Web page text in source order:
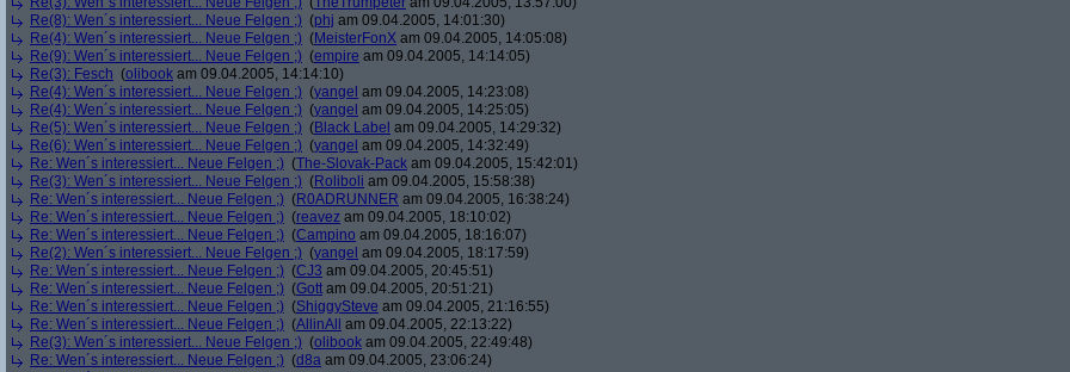
Re(8): Wen´s interessiert... Neue Felgen ;) (phj am 09.04.2005, 14:01:30)
Re(4): Wen´s interessiert... Neue Felgen ;) (MeisterFonX am 09.04.2005, 14:05:08)
Re(9): Wen´s interessiert... Neue Felgen ;) (empire am 09.04.2005, 14:14:05)
Re(3): Fesch (olibook am 09.04.2005, 14:14:10)
Re(4): Wen´s interessiert... Neue Felgen ;) (yangel am 09.04.2005, 14:23:08)
Re(4): Wen´s interessiert... Neue Felgen ;) (yangel am 09.04.2005, 14:25:05)
Re(5): Wen´s interessiert... Neue Felgen ;) (Black Label am 09.04.2005, 14:29:32)
Re(6): Wen´s interessiert... Neue Felgen ;) (yangel am 09.04.2005, 14:32:49)
Re: Wen´s interessiert... Neue Felgen ;) (The-Slovak-Pack am 09.04.2005, 15:42:01)
Re(3): Wen´s interessiert... Neue Felgen ;) (Roliboli am 09.04.2005, 15:58:38)
Re: Wen´s interessiert... Neue Felgen ;) (R0ADRUNNER am 09.04.2005, 16:38:24)
Re: Wen´s interessiert... Neue Felgen ;) (reavez am 09.04.2005, 18:10:02)
Re: Wen´s interessiert... Neue Felgen ;) (Campino am 09.04.2005, 18:16:07)
Re(2): Wen´s interessiert... Neue Felgen ;) (yangel am 09.04.2005, 18:17:59)
Re: Wen´s interessiert... Neue Felgen ;) (CJ3 am 09.04.2005, 20:45:51)
Re: Wen´s interessiert... Neue Felgen ;) (Gott am 09.04.2005, 20:51:21)
Re: Wen´s interessiert... Neue Felgen ;) (ShiggySteve am 09.04.2005, 21:16:55)
Re: Wen´s interessiert... Neue Felgen ;) (AllinAll
am 09.04.2005, 22:13:22)
Re(3): Wen´s interessiert... Neue Felgen ;) (olibook am 09.04.2005, 22:49:48)
Re: Wen´s interessiert... Neue Felgen ;) (d8a am 09.04.2005, 23:06:24)